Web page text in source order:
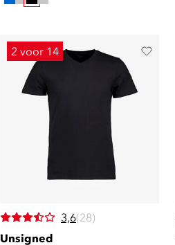
2 voor 14
3,6(28)
Unsigned